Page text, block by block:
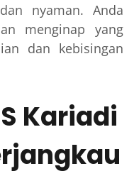
nyaman. Anda
menginap yang
dan kebisingan
Kariadi